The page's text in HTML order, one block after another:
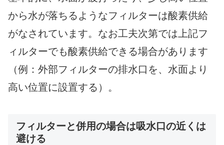
から水が落ちるようなフィルターは酸素供給
がなされています。なお工夫次第では上記フ
ィルターでも酸素供給できる場合があります
（例：外部フィルターの排水口を、水面より
高い位置に設置する）。
フィルターと併用の場合は吸水口の近くは
避ける